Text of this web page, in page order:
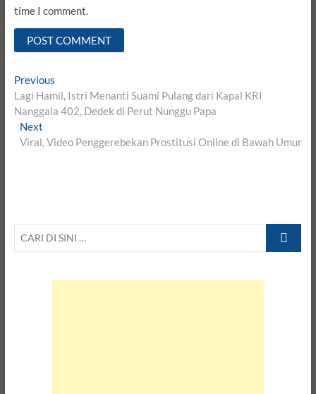
time I comment.
Post
navigation
PreviousPrevious
post:
Lagi Hamil, Istri Menanti Suami Pulang dari Kapal KRI
Nanggala 402, Dedek di Perut Nunggu Papa
Next
post:
Viral, Video Penggerebekan Prostitusi Online di Bawah Umur
CARI